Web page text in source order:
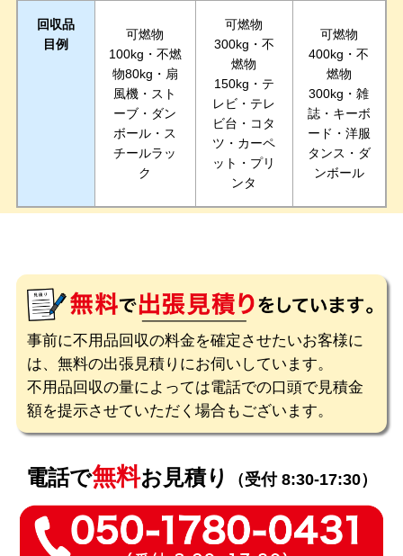
回収品
目例
可燃物
100kg・不燃
物80kg・扇
風機・スト
ーブ・ダン
ボール・ス
チールラッ
ク
可燃物
300kg・不
燃物
150kg・テ
レビ・テレ
ビ台・コタ
ツ・カーペ
ット・プリ
ンタ
可燃物
400kg・不
燃物
300kg・雑
誌・キーボ
ード・洋服
タンス・ダ
ンボール
事前に不用品回収の料金を確定させたいお客様に
は、無料の出張見積りにお伺いしています。
不用品回収の量によっては電話での口頭で見積金
額を提示させていただく場合もございます。
電話で無料お見積り （受付 8:30-17:30）